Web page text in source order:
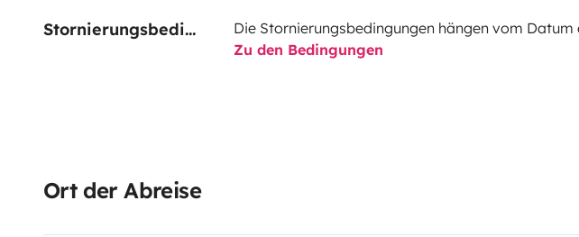
Stornierungsbedingungen
Die Stornierungsbedingungen hängen vom Datum
Zu den Bedingungen
Ort der Abreise